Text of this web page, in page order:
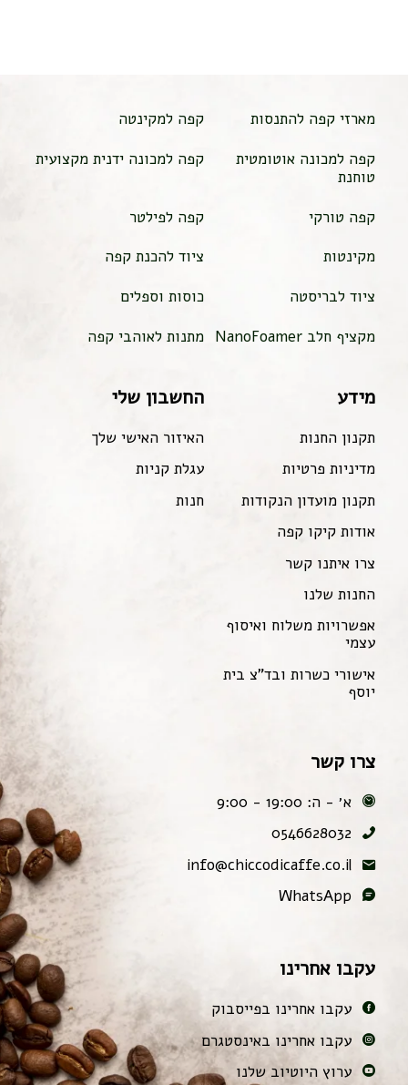
מארזי קפה להתנסות
קפה למקינטה
קפה למכונה אוטומטית
טוחנת
קפה למכונה ידנית מקצועית
קפה טורקי
קפה לפילטר
מקינטות
ציוד להכנת קפה
ציוד לבריסטה
כוסות וספלים
מקציף חלב NanoFoamer
מתנות לאוהבי קפה
מידע
תקנון החנות
מדיניות פרטיות
תקנון מועדון הנקודות
אודות קיקו קפה
צרו איתנו קשר
החנות שלנו
אפשרויות משלוח ואיסוף
עצמי
אישורי כשרות ובד"צ בית
יוסף
החשבון שלי
האיזור האישי שלך
עגלת קניות
חנות
צרו קשר
א׳ - ה: 19:00 - 9:00
0546628032
info@chiccodicaffe.co.il
WhatsApp
עקבו אחרינו
עקבו אחרינו בפייסבוק
עקבו אחרינו באינסטגרם
ערוץ היוטיוב שלנו